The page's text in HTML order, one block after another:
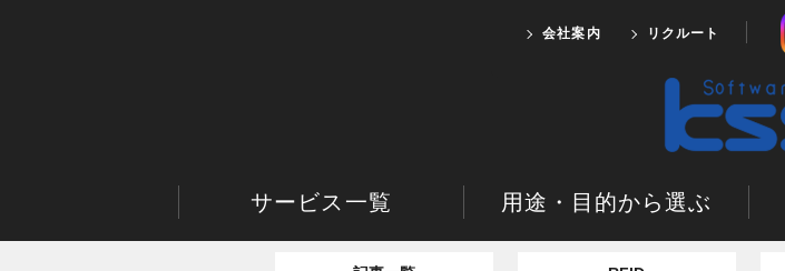
会社案内 リクルート
サービス一覧 用途・目的から選ぶ